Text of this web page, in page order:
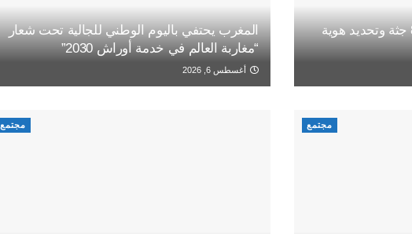
سلطات سبتة تعلن انتشال 80 جثة وتحديد هوية
المغرب يحتفي باليوم الوطني للجالية تحت شعار
“مغاربة العالم في خدمة أوراش 2030”
أغسطس 6, 2026
مجتمع مجتمع